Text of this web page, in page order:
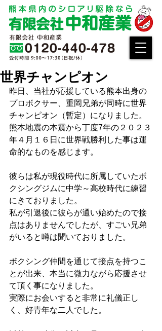
世界チャンピオン
昨日、当社が応援している熊本出身の
プロボクサー、重岡兄弟が同時に世界
チャンピオン（暫定）になりました。
熊本地震の本震から丁度7年の２０２３
年４月１６日に世界戦勝利した事は運
命的なものを感じます。
彼らは私が現役時代に所属していたボ
クシングジムに中学～高校時代に練習
にきておりました。
私が引退後に彼らが通い始めたので接
点はありませんでしたが、すごい兄弟
がいると噂は聞いておりました。
ボクシング仲間を通じて接点を持つこ
とが出来、本当に微力ながら応援させ
て頂く事になりました。
実際にお会いすると非常に礼儀正し
く、好青年な二人でした。